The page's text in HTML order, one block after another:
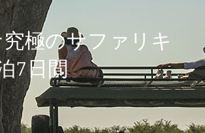
極のサファリキ
7日間